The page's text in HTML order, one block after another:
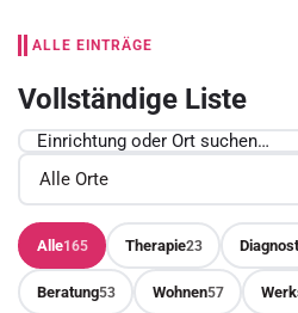
ALLE EINTRÄGE
Vollständige Liste
Alle165 Therapie23
Beratung53 Wohnen57